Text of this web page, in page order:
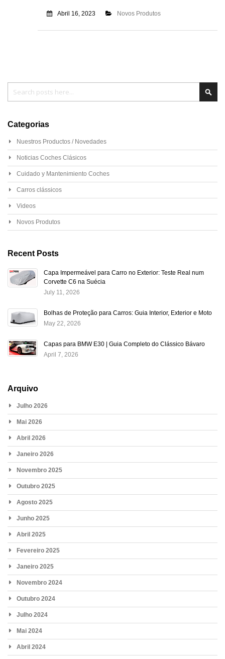
Abril 16, 2023 Novos Produtos
Categorias
Nuestros Productos / Novedades
Noticias Coches Clásicos
Cuidado y Mantenimiento Coches
Carros clássicos
Videos
Novos Produtos
Recent Posts
Capa Impermeável para Carro no Exterior: Teste Real num
Corvette C6 na Suécia
July 11, 2026
Bolhas de Proteção para Carros: Guia Interior, Exterior e Moto
May 22, 2026
Capas para BMW E30 | Guia Completo do Clássico Bávaro
April 7, 2026
Arquivo
Julho 2026
Mai 2026
Abril 2026
Janeiro 2026
Novembro 2025
Outubro 2025
Agosto 2025
Junho 2025
Abril 2025
Fevereiro 2025
Janeiro 2025
Novembro 2024
Outubro 2024
Julho 2024
Mai 2024
Abril 2024